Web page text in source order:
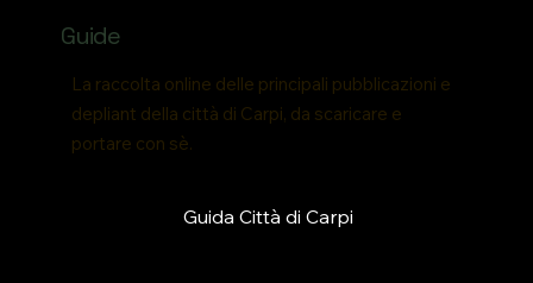
Guide
La raccolta online delle principali pubblicazioni e
depliant della città di Carpi, da scaricare e
portare con sè.
Guida Città di Carpi